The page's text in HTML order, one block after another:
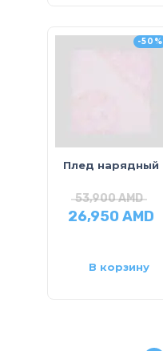
-50%
Плед нарядный
53,900AMD
26,950AMD
В корзину